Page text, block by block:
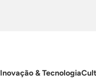
Inovação & Tecnologia